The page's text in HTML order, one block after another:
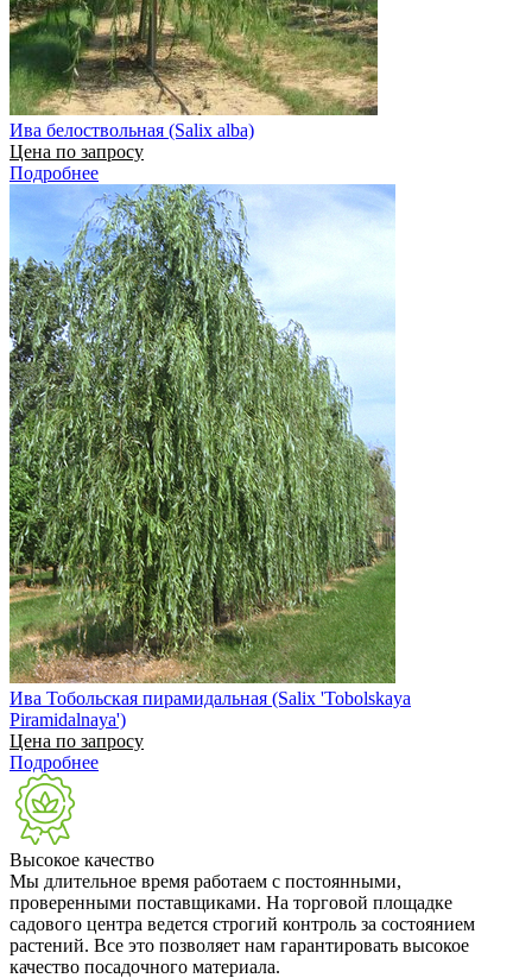
Ива белоствольная (Salix alba)
Цена по запросу
Подробнее
Ива Тобольская пирамидальная (Salix 'Tobolskaya
Piramidalnaya')
Цена по запросу
Подробнее
Высокое качество
Мы длительное время работаем с постоянными,
проверенными поставщиками. На торговой площадке
садового центра ведется строгий контроль за состоянием
растений. Все это позволяет нам гарантировать высокое
качество посадочного материала.